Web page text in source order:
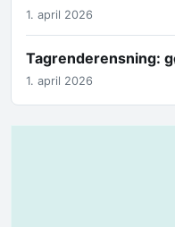
1. april 2026
Tagrenderensning:
1. april 2026